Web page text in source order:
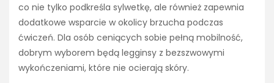
co nie tylko podkreśla sylwetkę, ale również zapewnia
dodatkowe wsparcie w okolicy brzucha podczas
ćwiczeń. Dla osób ceniących sobie pełną mobilność,
dobrym wyborem będą legginsy z bezszwowymi
wykończeniami, które nie ocierają skóry.